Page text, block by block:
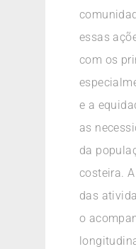
essas
com os
e a
as
da
costeira.
das
o